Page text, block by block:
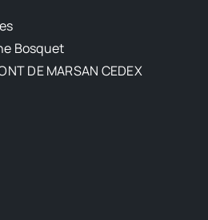
Bosquet
DE MARSAN CEDEX